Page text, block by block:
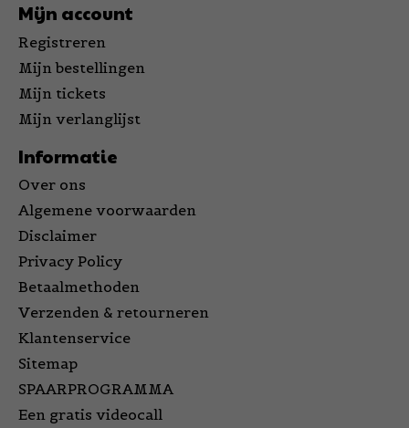
Mijn account
Registreren
Mijn bestellingen
Mijn tickets
Mijn verlanglijst
Informatie
Over ons
Algemene voorwaarden
Disclaimer
Privacy Policy
Betaalmethoden
Verzenden & retourneren
Klantenservice
Sitemap
SPAARPROGRAMMA
Een gratis videocall